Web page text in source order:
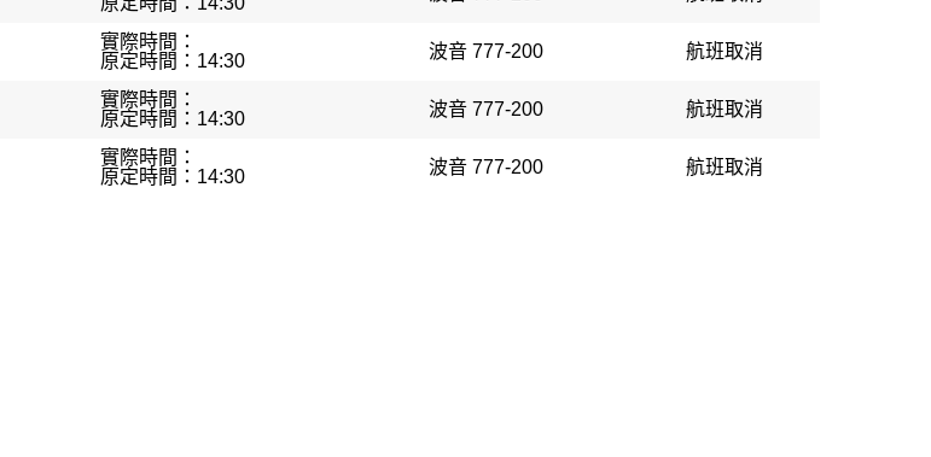
實際時間：
原定時間：14:30
波音 777-200 航班取消
實際時間：
原定時間：14:30
波音 777-200 航班取消
實際時間：
原定時間：14:30
波音 777-200 航班取消